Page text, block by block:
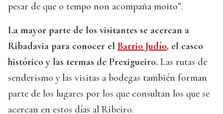
pesar de que o tempo non acompaña moito”.
La mayor parte de los visitantes se acercan a
Ribadavia para conocer el Barrio Judío, el casco
histórico y las termas de Prexigueiro. Las rutas de
senderismo y las visitas a bodegas también forman
parte de los lugares por los que consultan los que se
acercan en estos días al Ribeiro.